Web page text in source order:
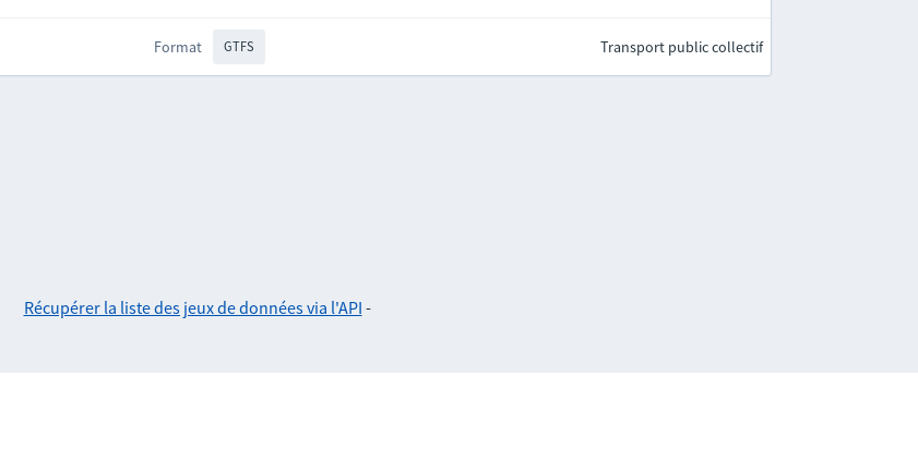
Format GTFS Transport public collectif
Récupérer la liste des jeux de données via l'API -